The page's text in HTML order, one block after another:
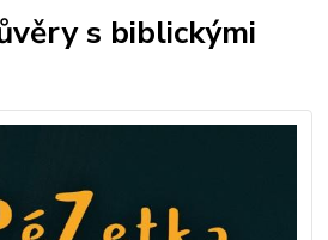
s biblickými